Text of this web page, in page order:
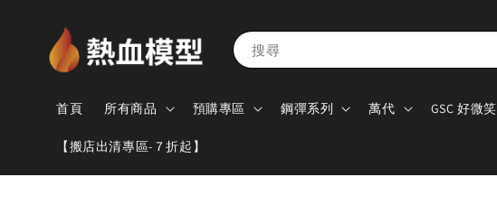
搜尋
首頁 所有商品 預購專區 鋼彈系列 萬代 GSC 好微笑
【搬店出清專區-７折起】